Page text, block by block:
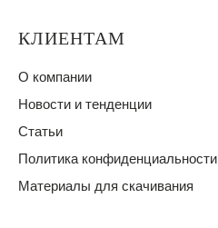
КЛИЕНТАМ
О компании
Новости и тенденции
Статьи
Политика конфиденциальности
Материалы для скачивания